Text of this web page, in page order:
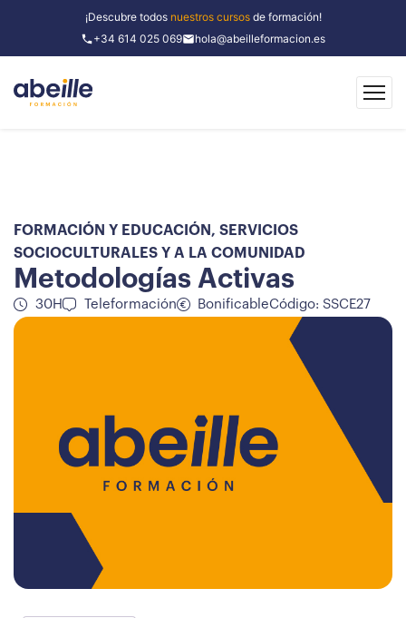
¡Descubre todos nuestros cursosde formación!
+34 614 025 069
hola@abeilleformacion.es
FORMACIÓN Y EDUCACIÓN , SERVICIOS
SOCIOCULTURALES Y A LA COMUNIDAD
Metodologías Activas
30H Teleformación BonificableCódigo: SSCE27